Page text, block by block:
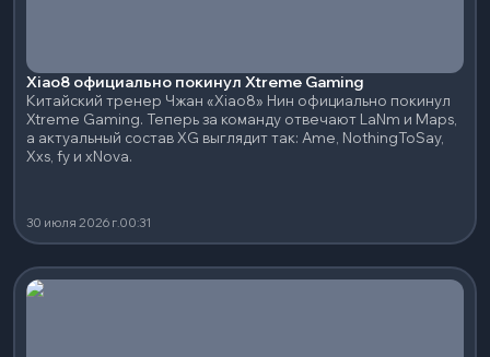
Xiao8 официально покинул Xtreme Gaming
Китайский тренер Чжан «Xiao8» Нин официально покинул
Xtreme Gaming. Теперь за команду отвечают LaNm и Maps,
а актуальный состав XG выглядит так: Ame, NothingToSay,
Xxs, fy и xNova.
30 июля 2026 г.00:31